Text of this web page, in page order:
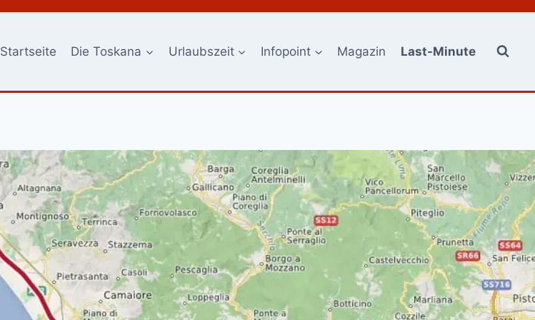
Startseite Die Toskana Urlaubszeit Infopoint Magazin Last-Minute